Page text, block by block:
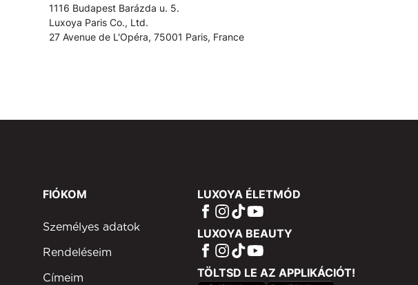
1116 Budapest Barázda u. 5.
Luxoya Paris Co., Ltd.
27 Avenue de L'Opéra, 75001 Paris, France
FIÓKOM
Személyes adatok
Rendeléseim
Címeim
LUXOYA ÉLETMÓD
LUXOYA BEAUTY
TÖLTSD LE AZ APPLIKÁCIÓT!